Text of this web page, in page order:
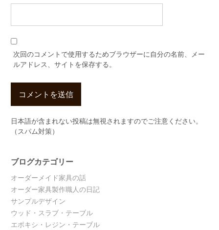
次回のコメントで使用するためブラウザーに自分の名前、メー
ルアドレス、サイトを保存する。
日本語が含まれない投稿は無視されますのでご注意ください。
（スパム対策）
ブログカテゴリー
オーダーメイド家具の話
オーダー家具製作職人の日記
サンプルデザイン
ウッド・スラブ・テーブル
エポキシ・レジン・テーブル